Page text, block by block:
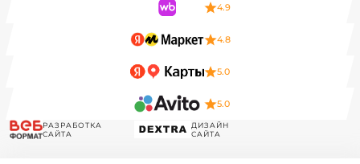
4.9
4.8
5.0
5.0
РАЗРАБОТКА
САЙТА
ДИЗАЙН
САЙТА